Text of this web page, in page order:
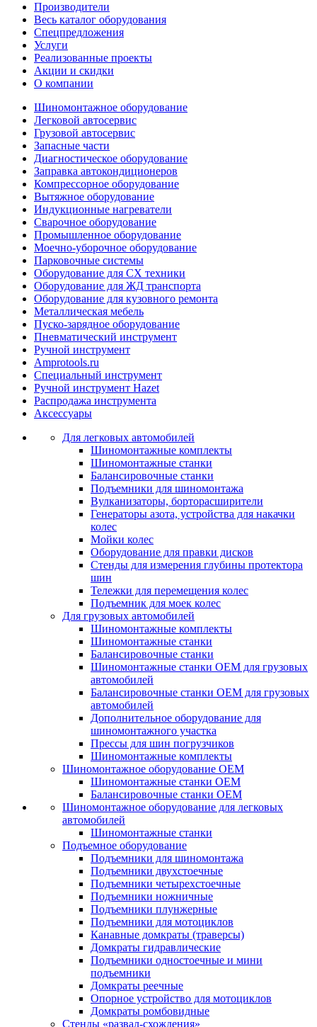
Производители
Весь каталог оборудования
Спецпредложения
Услуги
Реализованные проекты
Акции и скидки
О компании
Шиномонтажное оборудование
Легковой автосервис
Грузовой автосервис
Запасные части
Диагностическое оборудование
Заправка автокондиционеров
Компрессорное оборудование
Вытяжное оборудование
Индукционные нагреватели
Сварочное оборудование
Промышленное оборудование
Моечно-уборочное оборудование
Парковочные системы
Оборудование для СХ техники
Оборудование для ЖД транспорта
Оборудование для кузовного ремонта
Металлическая мебель
Пуско-зарядное оборудование
Пневматический инструмент
Ручной инструмент
Amprotools.ru
Специальный инструмент
Ручной инструмент Hazet
Распродажа инструмента
Аксессуары
Для легковых автомобилей
Шиномонтажные комплекты
Шиномонтажные станки
Балансировочные станки
Подъемники для шиномонтажа
Вулканизаторы, борторасширители
Генераторы азота, устройства для накачки
колес
Мойки колес
Оборудование для правки дисков
Стенды для измерения глубины протектора
шин
Тележки для перемещения колес
Подъемник для моек колеc
Для грузовых автомобилей
Шиномонтажные комплекты
Шиномонтажные станки
Балансировочные станки
Шиномонтажные станки ОЕМ для грузовых
автомобилей
Балансировочные станки ОЕМ для грузовых
автомобилей
Дополнительное оборудование для
шиномонтажного участка
Прессы для шин погрузчиков
Шиномонтажные комплекты
Шиномонтажное оборудование ОЕМ
Шиномонтажные станки ОЕМ
Балансировочные станки ОЕМ
Шиномонтажное оборудование для легковых
автомобилей
Шиномонтажные станки
Подъемное оборудование
Подъемники для шиномонтажа
Подъемники двухстоечные
Подъемники четырехстоечные
Подъемники ножничные
Подъемники плунжерные
Подъемники для мотоциклов
Канавные домкраты (траверсы)
Домкраты гидравлические
Подъемники одностоечные и мини
подъемники
Домкраты реечные
Опорное устройство для мотоциклов
Домкраты ромбовидные
Стенды «развал-схождения»